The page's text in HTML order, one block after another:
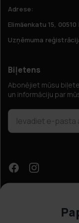
Adrese:
Elimäenkatu 15,
Uzņēmuma
Biļetens
Abonējiet mūsu
un informāciju par